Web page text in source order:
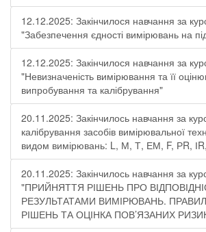
12.12.2025: Закінчилося навчання за
"Забезпечення єдності вимірювань на
12.12.2025: Закінчилося навчання за
"Невизначеність вимірювання та її
випробування та калібрування"
20.11.2025: Закінчилось навчання за
калібрування засобів вимірювальної
видом вимірювань: L, М, Т, ЕМ, F, РR,
20.11.2025: Закінчилось навчання за
"ПРИЙНЯТТЯ РІШЕНЬ ПРО
РЕЗУЛЬТАТАМИ ВИМІРЮВАНЬ.
РІШЕНЬ ТА ОЦІНКА ПОВ’ЯЗАНИХ